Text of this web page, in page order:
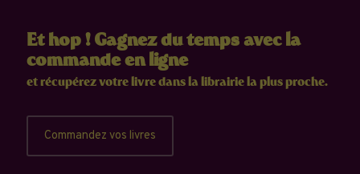
Et hop ! Gagnez du temps avec la
commande en ligne
et récupérez votre livre dans la librairie la plus proche.
Commandez vos livres